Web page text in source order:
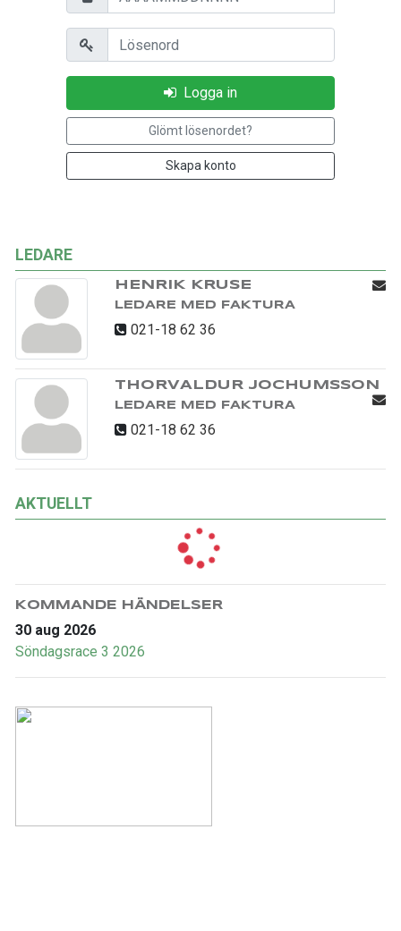
LEDARE
HENRIK KRUSE
LEDARE MED FAKTURA
021-18 62 36
THORVALDUR JOCHUMSSON
LEDARE MED FAKTURA
021-18 62 36
AKTUELLT
KOMMANDE HÄNDELSER
30 aug 2026
Söndagsrace 3 2026
Lösenord
Logga in
Glömt lösenordet?
Skapa konto